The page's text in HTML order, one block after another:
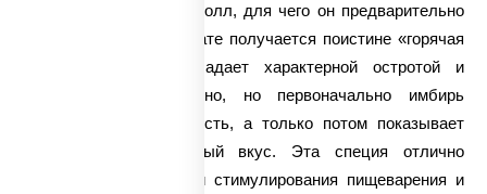
употреблении суши и ролл, для чего он предварительно
маринуется. В результате получается поистине «горячая
специя», которая обладает характерной остротой и
жгучестью. Удивительно, но первоначально имбирь
открывает свою сладость, а только потом показывает
свой настоящий острый вкус. Эта специя отлично
справляется с задачей стимулирования пищеварения и